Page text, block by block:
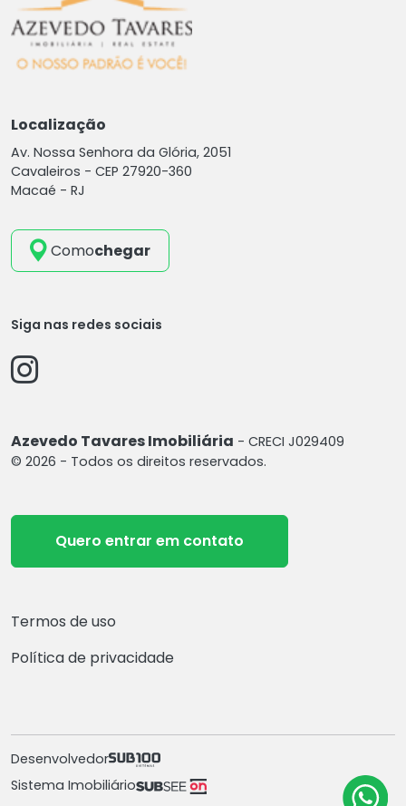
Localização
Av. Nossa Senhora da Glória, 2051
Cavaleiros - CEP 27920-360
Macaé - RJ
Comochegar
Siga nas redes sociais
Azevedo Tavares Imobiliária - CRECI J029409
© 2026 - Todos os direitos reservados.
Quero entrar em contato
Termos de uso
Política de privacidade
Desenvolvedor
Sistema Imobiliário